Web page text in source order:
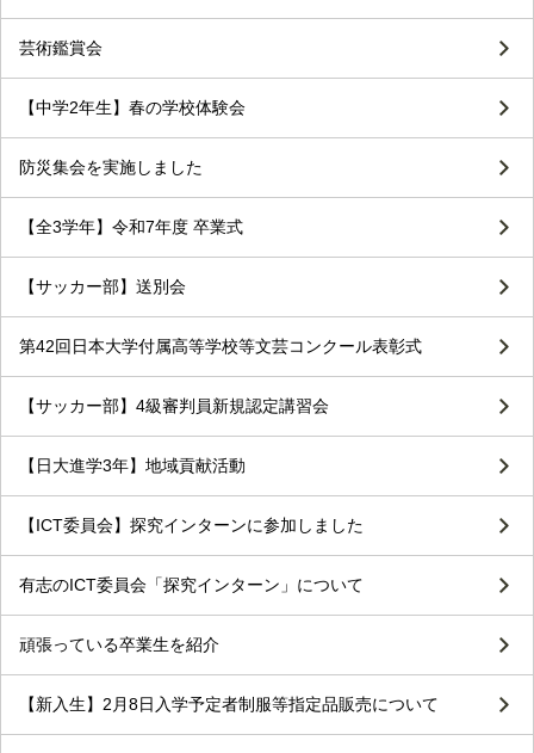
芸術鑑賞会
【中学2年生】春の学校体験会
防災集会を実施しました
【全3学年】令和7年度 卒業式
【サッカー部】送別会
第42回日本大学付属高等学校等文芸コンクール表彰式
【サッカー部】4級審判員新規認定講習会
【日大進学3年】地域貢献活動
【ICT委員会】探究インターンに参加しました
有志のICT委員会「探究インターン」について
頑張っている卒業生を紹介
【新入生】2月8日入学予定者制服等指定品販売について